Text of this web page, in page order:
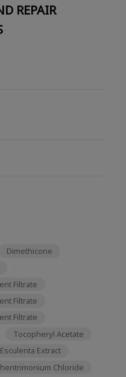
REPAIR
Dimethicone
Filtrate
Filtrate
Filtrate
Tocopheryl Acetate
Extract
Chloride